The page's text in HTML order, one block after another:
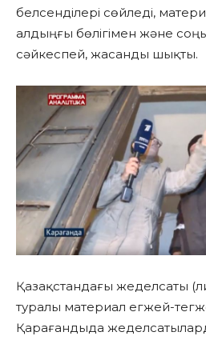
белсенділері сөйледі,
алдыңғы бөлігімен және
сәйкеспей, жасанды шықты.
Қазақстандағы жеделсаты
туралы материал егжей-
Қарағандыда